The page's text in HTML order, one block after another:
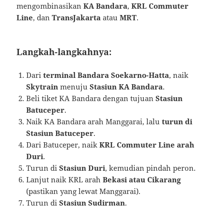
mengombinasikanKA Bandara,KRL Commuter
Line, danTransJakarta atauMRT.
Langkah-langkahnya:
Dariterminal Bandara Soekarno-Hatta, naik
Skytrain menujuStasiun KA Bandara.
Beli tiket KA Bandara dengan tujuanStasiun
Batuceper.
Naik KA Bandara arah Manggarai, laluturun di
Stasiun Batuceper.
Dari Batuceper, naikKRL Commuter Line arah
Duri.
Turun diStasiun Duri, kemudian pindah peron.
Lanjut naik KRL arahBekasi atau Cikarang
(pastikan yang lewat Manggarai).
Turun diStasiun Sudirman.